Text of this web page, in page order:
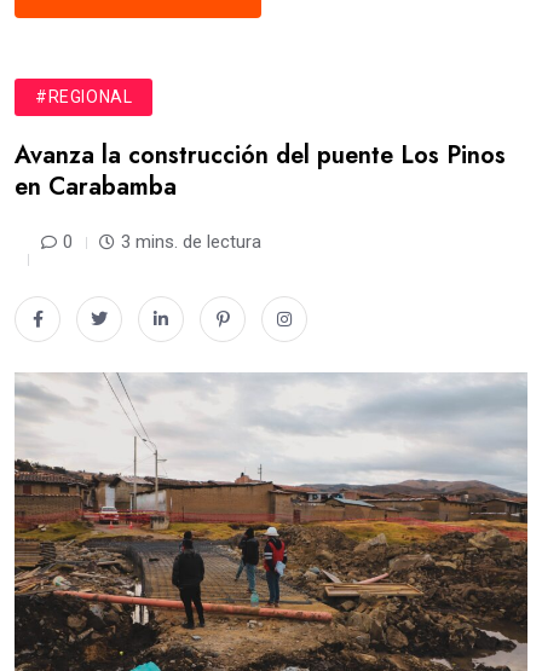
#REGIONAL
Avanza la construcción del puente Los Pinos
en Carabamba
0 3 mins. de lectura